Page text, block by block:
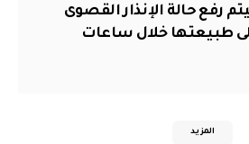
رفع حالة الإنذار القصوى
طبيعتها خلال ساعات
المزيد